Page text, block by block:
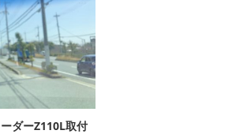
ダーZ110L取付